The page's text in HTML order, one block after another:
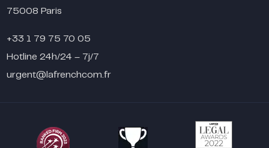
75008 Paris
+33 1 79 75 70 05
Hotline 24h/24 – 7j/7
urgent@lafrenchcom.fr